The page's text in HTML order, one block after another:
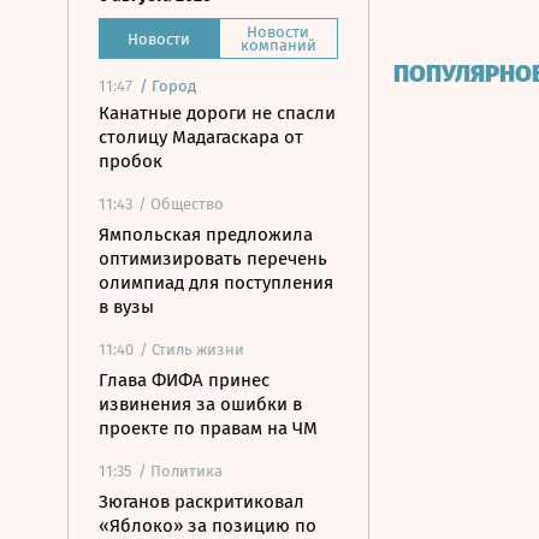
Новости Новости
компаний
11:47 / Город
Канатные дороги не спасли
столицу Мадагаскара от
пробок
11:43 / Общество
Ямпольская предложила
оптимизировать перечень
олимпиад для поступления
в вузы
11:40 / Стиль жизни
Глава ФИФА принес
извинения за ошибки в
проекте по правам на ЧМ
11:35 / Политика
Зюганов раскритиковал
«Яблоко» за позицию по